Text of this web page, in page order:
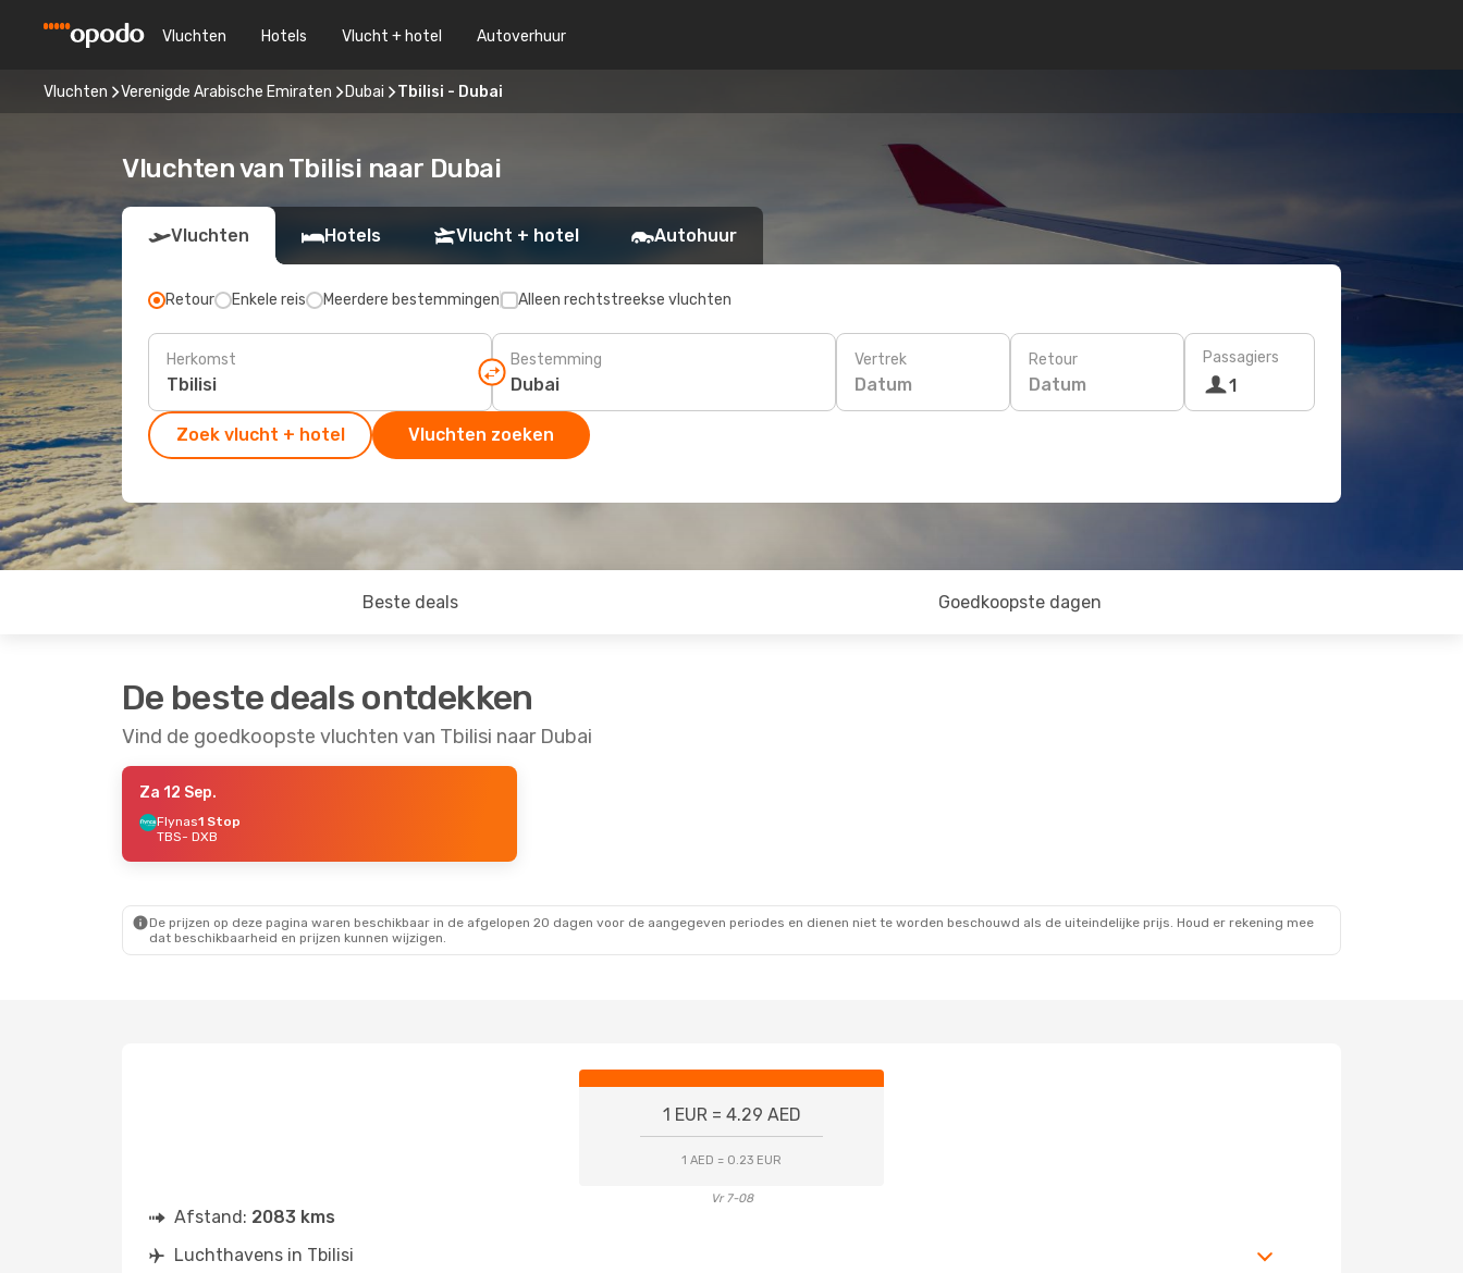
Vluchten Hotels Vlucht + hotel Autoverhuur
Vluchten Verenigde Arabische Emiraten Dubai Tbilisi - Dubai
Vluchten van Tbilisi naar Dubai
Vluchten Hotels Vlucht + hotel Autohuur
Retour Enkele reis Meerdere bestemmingen Alleen rechtstreekse vluchten
Herkomst Bestemming Vertrek
Datum
Retour
Datum
Passagiers
1
Zoek vlucht + hotel Vluchten zoeken
Beste deals Goedkoopste dagen
De beste deals ontdekken
Vind de goedkoopste vluchten van Tbilisi naar Dubai
Za 12 Sep.
Flynas1 Stop
TBS- DXB
De prijzen op deze pagina waren beschikbaar in de afgelopen 20 dagen voor de aangegeven periodes en dienen niet te worden beschouwd als de uiteindelijke prijs. Houd er rekening mee
dat beschikbaarheid en prijzen kunnen wijzigen.
1 EUR = 4.29 AED
1 AED = 0.23 EUR
Vr 7-08
Afstand: 2083 kms
Luchthavens in Tbilisi